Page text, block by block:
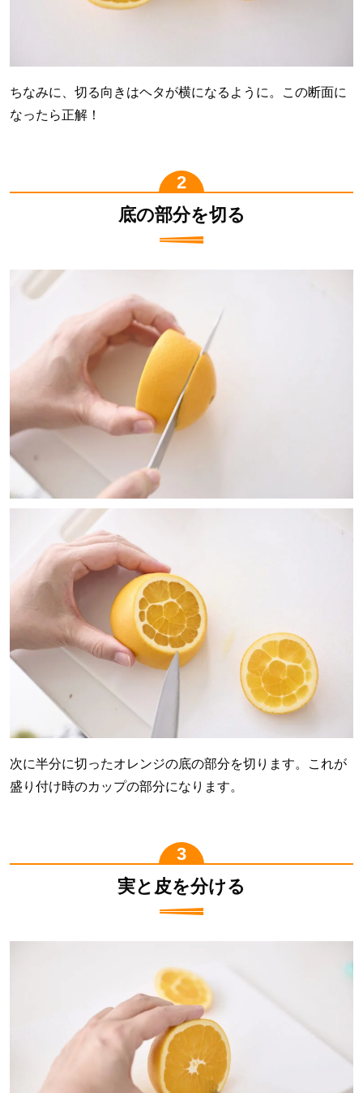
ちなみに、切る向きはヘタが横になるように。この断面に
なったら正解！
底の部分を切る
次に半分に切ったオレンジの底の部分を切ります。これが
盛り付け時のカップの部分になります。
実と皮を分ける